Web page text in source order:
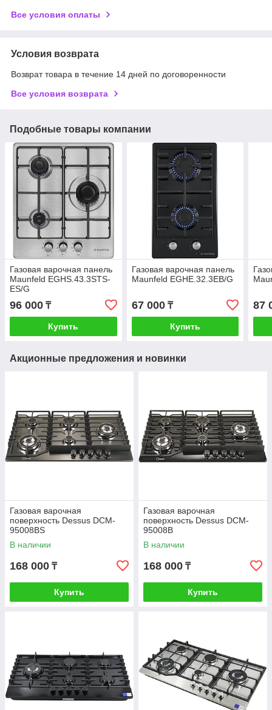
Все условия оплаты
Условия возврата
Возврат товара в течение 14 дней по договоренности
Все условия возврата
Подобные товары компании
Газовая варочная панель
Maunfeld EGHS.43.3STS-
ES/G
96 000 ₸
Купить
Газовая варочная панель
Maunfeld EGHE.32.3EB/G
67 000₸
Купить
87
Акционные предложения и новинки
Газовая варочная
поверхность Dessus DCM-
95008BS
В наличии
168 000 ₸
Купить
Газовая варочная
поверхность Dessus DCM-
95008B
В наличии
168 000 ₸
Купить